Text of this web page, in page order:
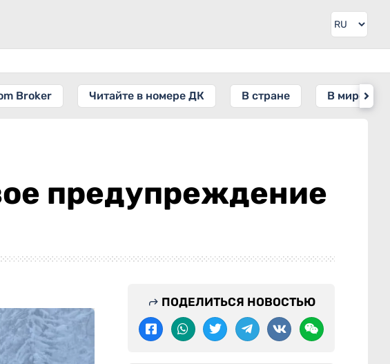
Broker Читайте в номере ДК В стране В мире
предупреждение
ПОДЕЛИТЬСЯ НОВОСТЬЮ